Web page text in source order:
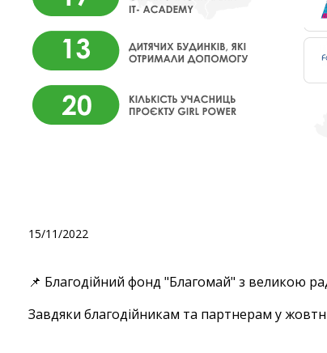
15/11/2022
📌 Благодійний фонд "Благомай" з великою
Завдяки благодійникам та партнерам у